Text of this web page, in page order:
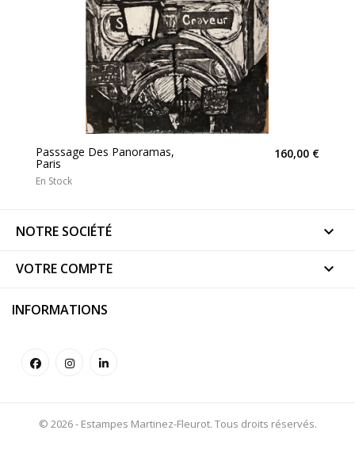
Passsage Des Panoramas,
Paris
160,00 €
En Stock
NOTRE SOCIÉTÉ 
VOTRE COMPTE 
INFORMATIONS
© 2026 - Estampes Martinez-Fleurot. Tous droits réservés.